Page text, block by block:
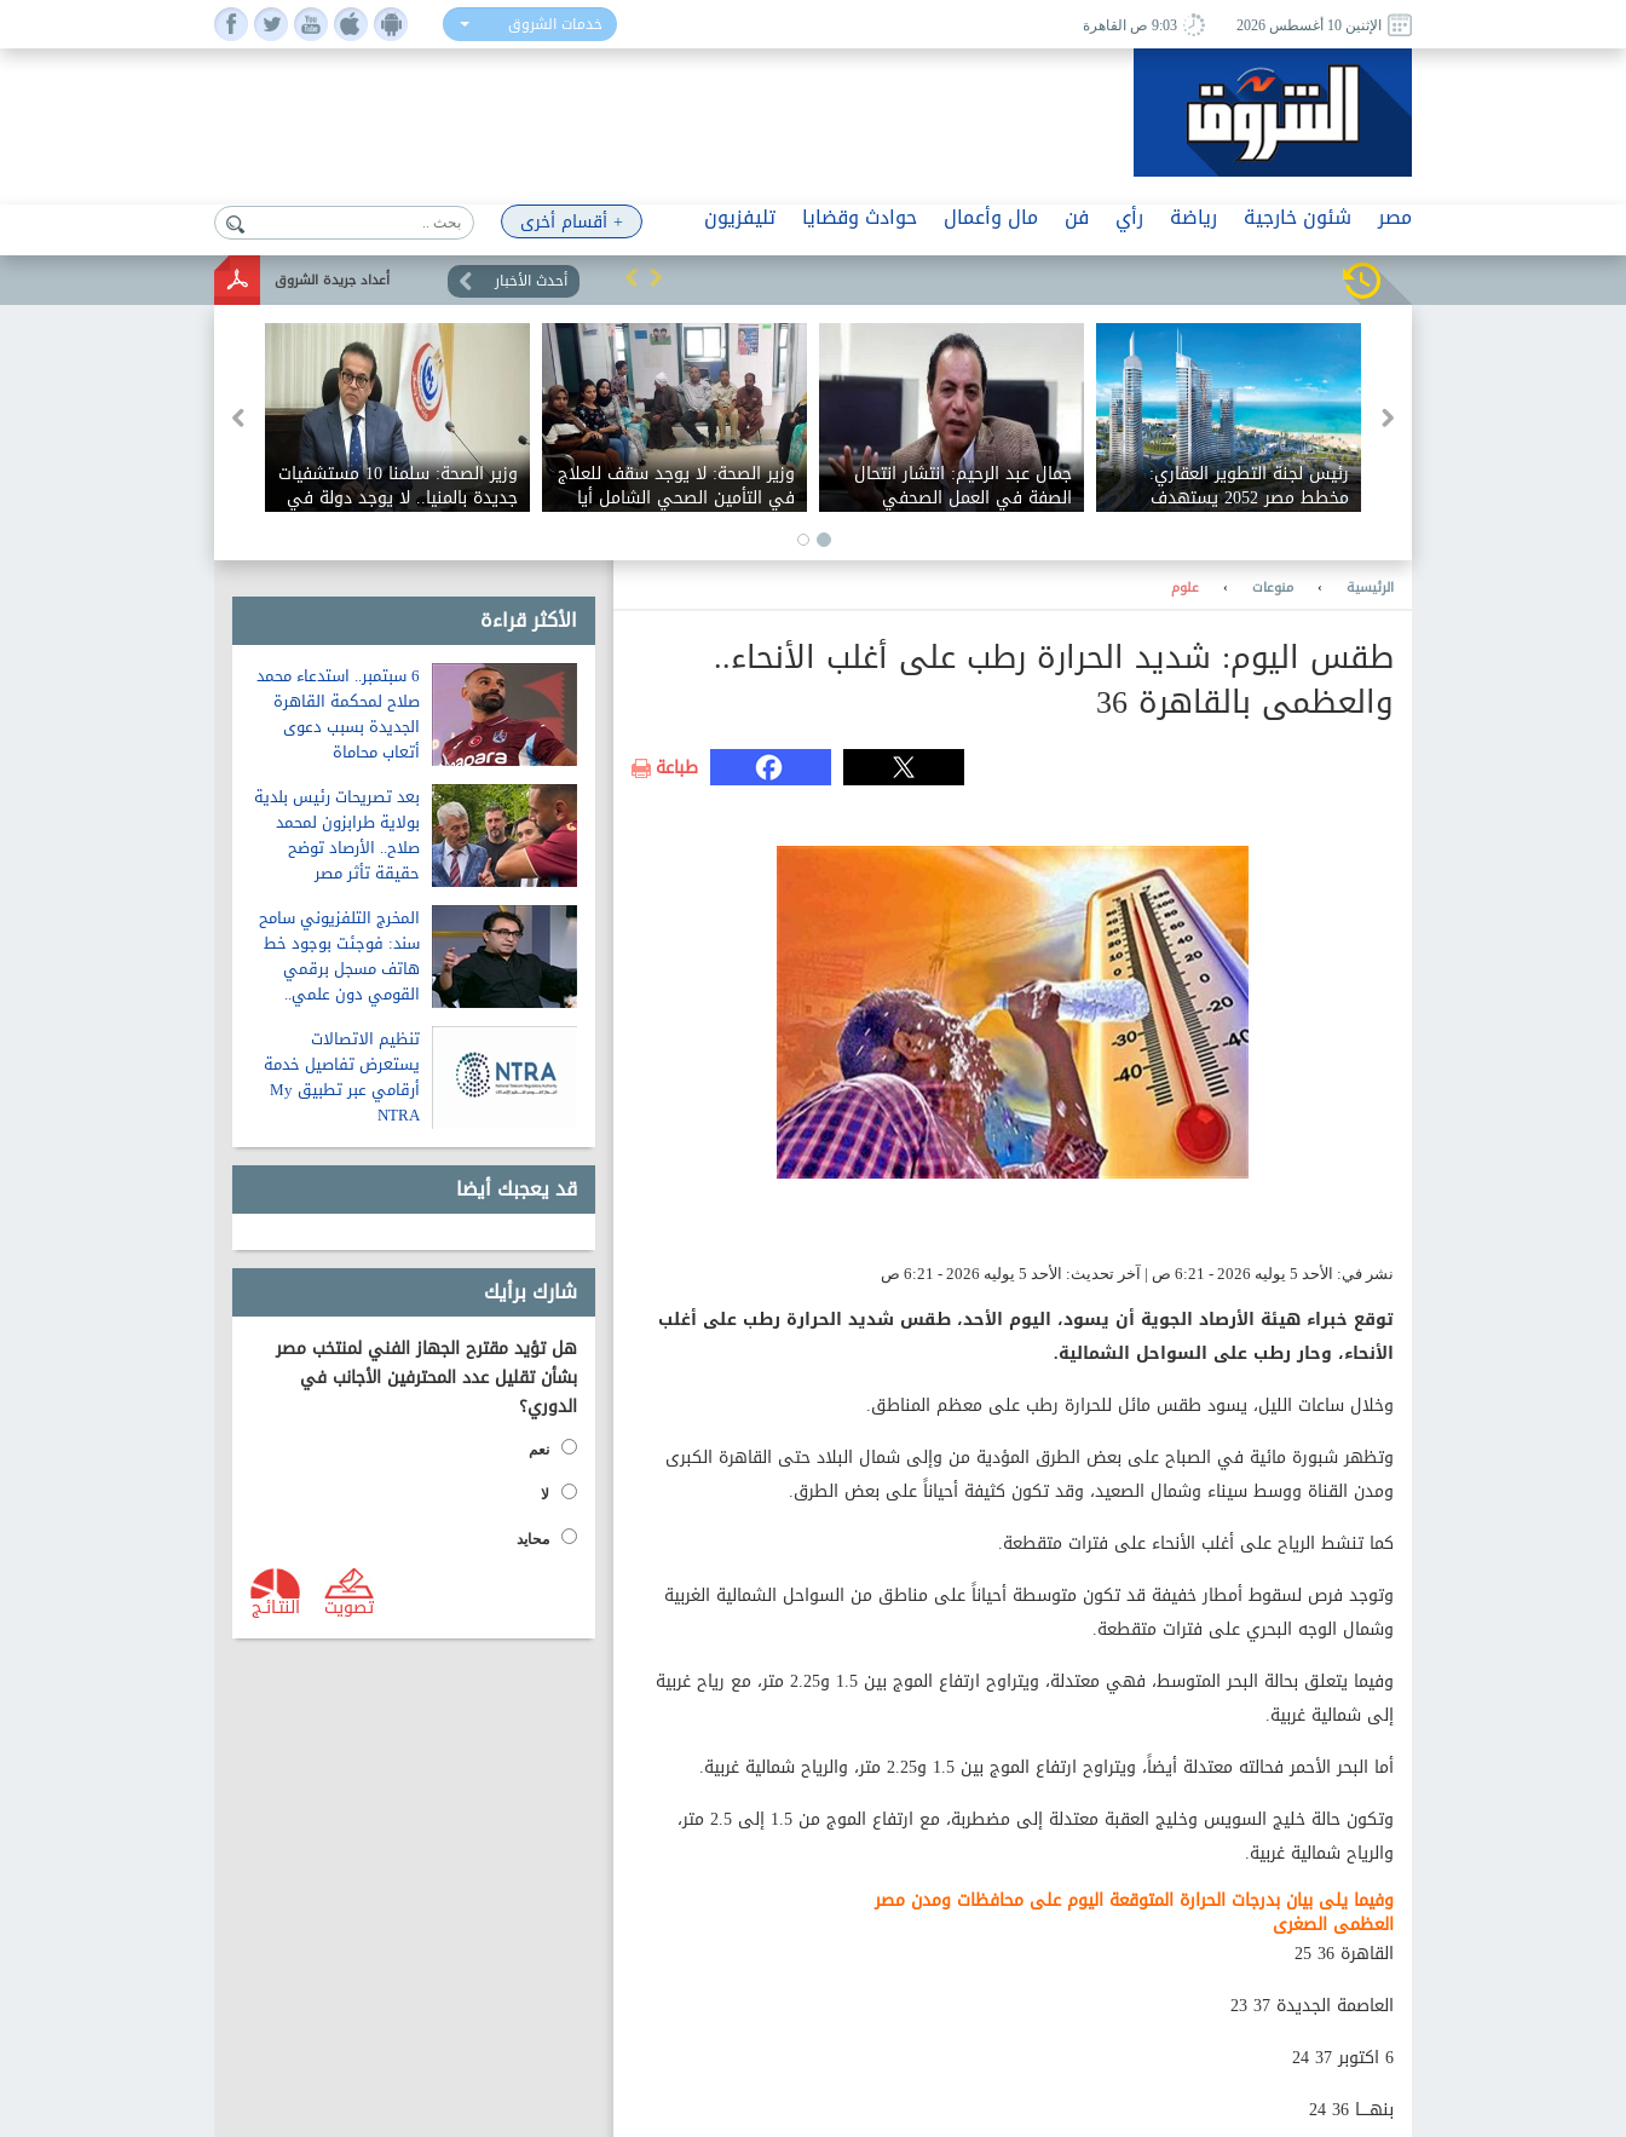
خدمات الشروق الإثنين 10 أغسطس 2026 9:03 ص القاهرة
+ أقسام أخرى مصر شئون خارجية رياضة رأي فن مال وأعمال حوادث وقضايا تليفزيون
أعداد جريدة الشروق أحدث الأخبار
وزير الصحة: الميزانية محملة بأعباء
الدين والأقساط والزيادة
السكانية.. ومفيش محافظة إلا
شعبة المواد الغذائية: ارتفاع
قيمة المكسرات والتغليف من
أسباب زيادة أسعار حلوى المولد
فردوس عبد الحميد: عادل إمام
فاجأني بانبهاره بعد 3 حلقات من
«في المشمش».. وقلت له:
اللي كوميديان
وزير الصحة عن نواقص الأدوية:
ثقافة مواطن وليست نقصا
حقيقيا.. وموجودة في كل دول
الأكثر قراءة
6 سبتمبر.. استدعاء محمد
صلاح لمحكمة القاهرة
الجديدة بسبب دعوى
أتعاب محاماة
بعد تصريحات رئيس بلدية
بولاية طرابزون لمحمد
صلاح.. الأرصاد توضح
حقيقة تأثر مصر
المخرج التلفزيوني سامح
سند: فوجئت بوجود خط
هاتف مسجل برقمي
القومي دون علمي..
تنظيم الاتصالات
يستعرض تفاصيل خدمة
أرقامي عبر تطبيق My
NTRA
قد يعجبك أيضا
شارك برأيك
هل تؤيد مقترح الجهاز الفني لمنتخب مصر
بشأن تقليل عدد المحترفين الأجانب في
الدوري؟
نعم
لا
محايد
النتـائـج تصويت
الرئيسية › منوعات › علوم
طقس اليوم: شديد الحرارة رطب على أغلب الأنحاء..
والعظمى بالقاهرة 36
طباعة
نشر في: الأحد 5 يوليه 2026 - 6:21 ص | آخر تحديث: الأحد 5 يوليه 2026 - 6:21 ص
توقع خبراء هيئة الأرصاد الجوية أن يسود، اليوم الأحد، طقس شديد الحرارة رطب على أغلب
الأنحاء، وحار رطب على السواحل الشمالية.
وخلال ساعات الليل، يسود طقس مائل للحرارة رطب على معظم المناطق.
وتظهر شبورة مائية في الصباح على بعض الطرق المؤدية من وإلى شمال البلاد حتى القاهرة الكبرى
ومدن القناة ووسط سيناء وشمال الصعيد، وقد تكون كثيفة أحياناً على بعض الطرق.
كما تنشط الرياح على أغلب الأنحاء على فترات متقطعة.
وتوجد فرص لسقوط أمطار خفيفة قد تكون متوسطة أحياناً على مناطق من السواحل الشمالية الغربية
وشمال الوجه البحري على فترات متقطعة.
وفيما يتعلق بحالة البحر المتوسط، فهي معتدلة، ويتراوح ارتفاع الموج بين 1.5 و2.25 متر، مع رياح غربية
إلى شمالية غربية.
أما البحر الأحمر فحالته معتدلة أيضاً، ويتراوح ارتفاع الموج بين 1.5 و2.25 متر، والرياح شمالية غربية.
وتكون حالة خليج السويس وخليج العقبة معتدلة إلى مضطربة، مع ارتفاع الموج من 1.5 إلى 2.5 متر،
والرياح شمالية غربية.
وفيما يلى بيان بدرجات الحرارة المتوقعة اليوم على محافظات ومدن مصر
العظمى الصغرى
القاهرة 36 25
العاصمة الجديدة 37 23
6 اكتوبر 37 24
بنهــــا 36 24